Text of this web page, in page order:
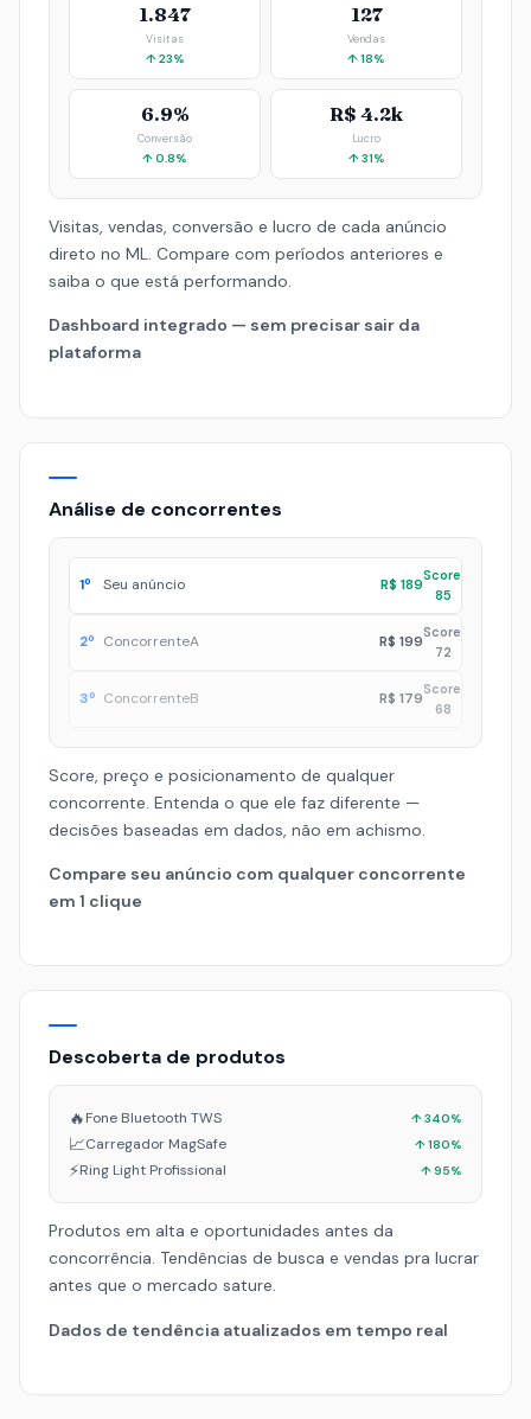
1.847
Visitas
↑ 23%
127
Vendas
↑ 18%
6.9%
Conversão
↑ 0.8%
R$ 4.2k
Lucro
↑ 31%
Visitas, vendas, conversão e lucro de cada anúncio
direto no ML. Compare com períodos anteriores e
saiba o que está performando.
Dashboard integrado — sem precisar sair da
plataforma
Análise de concorrentes
1º Seu anúncio R$ 189
Score
85
2º ConcorrenteA R$ 199
Score
72
3º ConcorrenteB R$ 179
Score
68
Score, preço e posicionamento de qualquer
concorrente. Entenda o que ele faz diferente —
decisões baseadas em dados, não em achismo.
Compare seu anúncio com qualquer concorrente
em 1 clique
Descoberta de produtos
🔥Fone Bluetooth TWS ↑ 340%
📈Carregador MagSafe ↑ 180%
⚡Ring Light Profissional ↑ 95%
Produtos em alta e oportunidades antes da
concorrência. Tendências de busca e vendas pra lucrar
antes que o mercado sature.
Dados de tendência atualizados em tempo real